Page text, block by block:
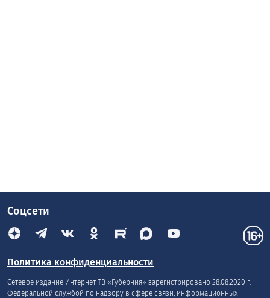
Соцсети
Политика конфиденциальности
Сетевое издание Интернет ТВ «Губерния» зарегистрировано 28.08.2020 г.
Федеральной службой по надзору в сфере связи, информационных